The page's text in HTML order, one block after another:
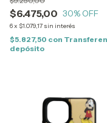
$6.475,00 30% OFF
6x $1.079,17 sin interés
$5.827,50 con
depósito